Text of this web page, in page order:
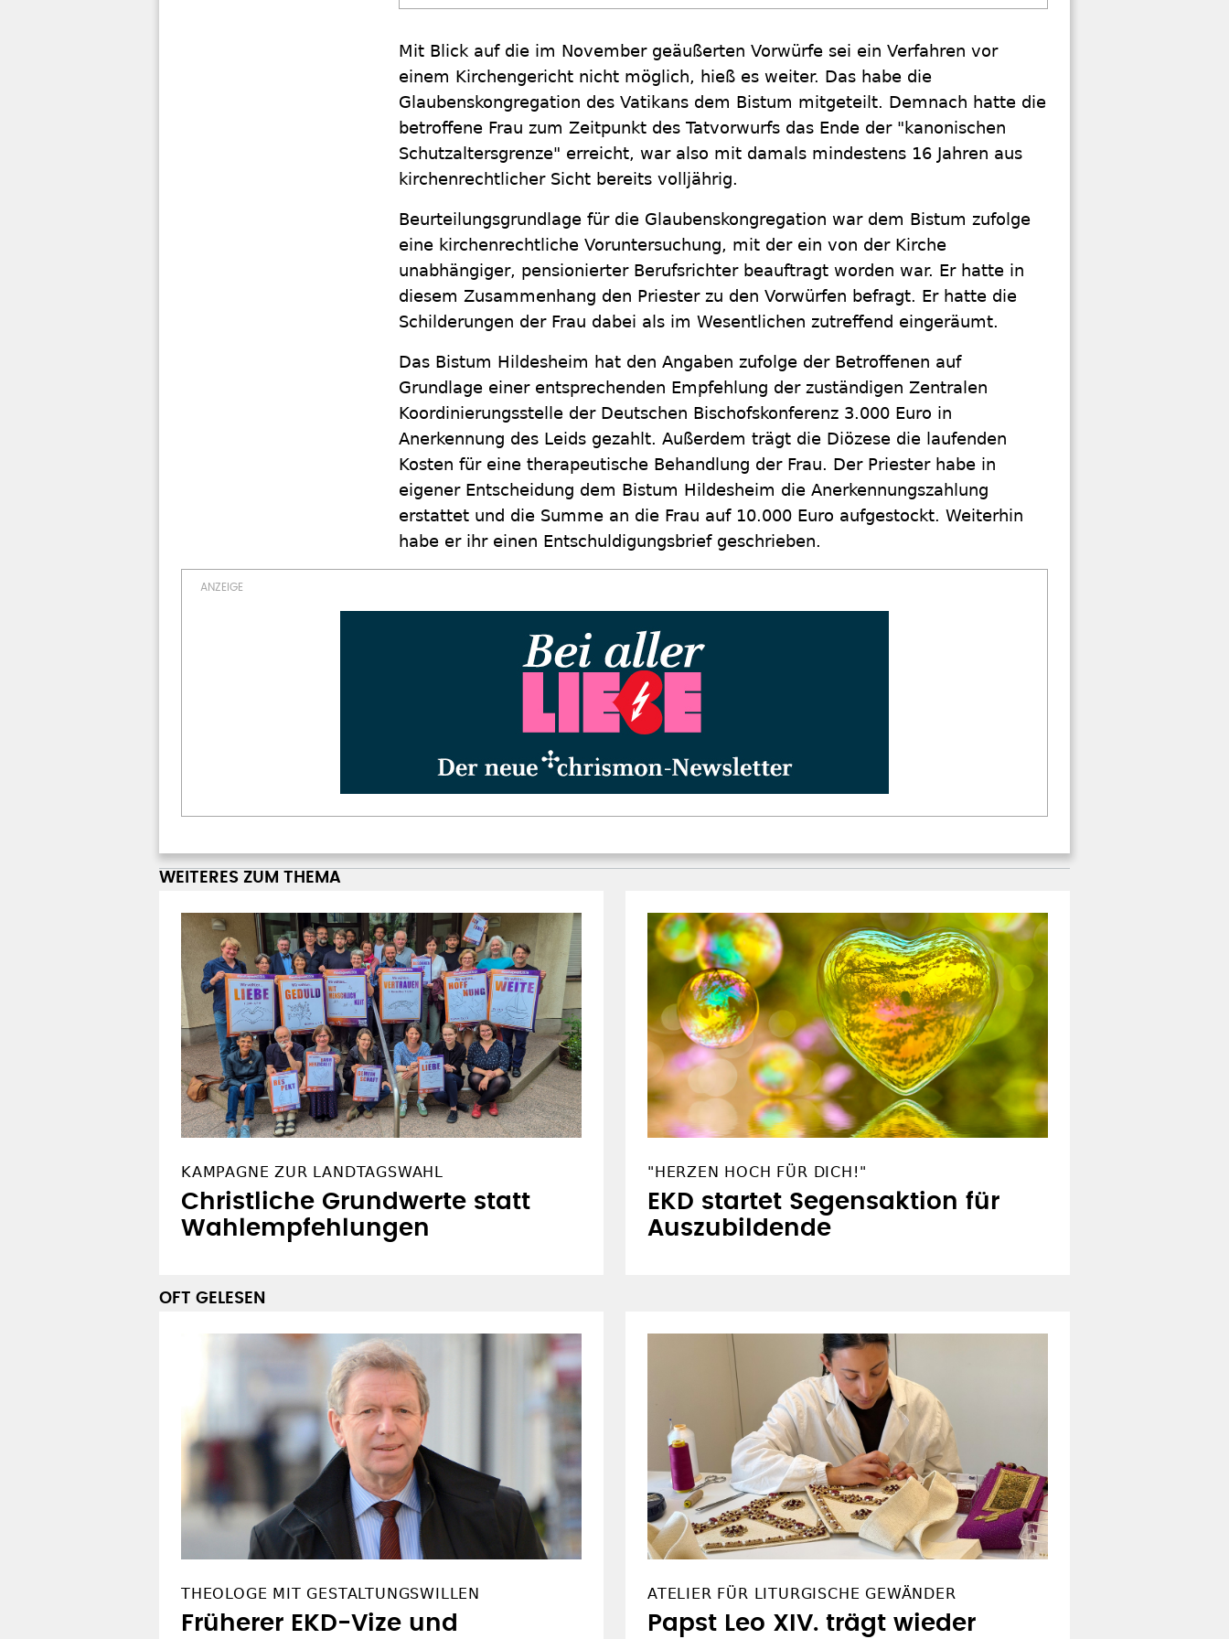
Mit Blick auf die im November geäußerten Vorwürfe sei ein Verfahren vor
einem Kirchengericht nicht möglich, hieß es weiter. Das habe die
Glaubenskongregation des Vatikans dem Bistum mitgeteilt. Demnach hatte die
betroffene Frau zum Zeitpunkt des Tatvorwurfs das Ende der "kanonischen
Schutzaltersgrenze" erreicht, war also mit damals mindestens 16 Jahren aus
kirchenrechtlicher Sicht bereits volljährig.
Beurteilungsgrundlage für die Glaubenskongregation war dem Bistum zufolge
eine kirchenrechtliche Voruntersuchung, mit der ein von der Kirche
unabhängiger, pensionierter Berufsrichter beauftragt worden war. Er hatte in
diesem Zusammenhang den Priester zu den Vorwürfen befragt. Er hatte die
Schilderungen der Frau dabei als im Wesentlichen zutreffend eingeräumt.
Das Bistum Hildesheim hat den Angaben zufolge der Betroffenen auf
Grundlage einer entsprechenden Empfehlung der zuständigen Zentralen
Koordinierungsstelle der Deutschen Bischofskonferenz 3.000 Euro in
Anerkennung des Leids gezahlt. Außerdem trägt die Diözese die laufenden
Kosten für eine therapeutische Behandlung der Frau. Der Priester habe in
eigener Entscheidung dem Bistum Hildesheim die Anerkennungszahlung
erstattet und die Summe an die Frau auf 10.000 Euro aufgestockt. Weiterhin
habe er ihr einen Entschuldigungsbrief geschrieben.
WEITERES ZUM THEMA
KAMPAGNE ZUR LANDTAGSWAHL
Christliche Grundwerte statt
Wahlempfehlungen
"HERZEN HOCH FÜR DICH!"
EKD startet Segensaktion für
Auszubildende
OFT GELESEN
THEOLOGE MIT GESTALTUNGSWILLEN
Früherer EKD-Vize und
ATELIER FÜR LITURGISCHE GEWÄNDER
Papst Leo XIV. trägt wieder